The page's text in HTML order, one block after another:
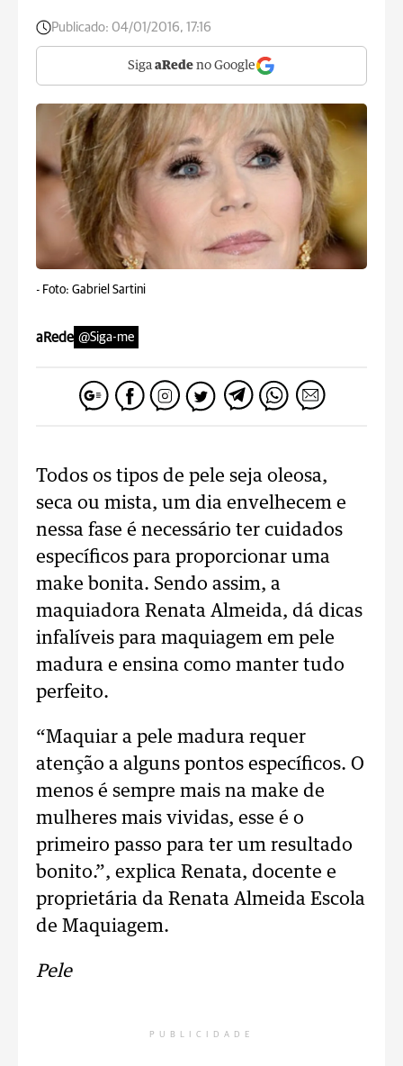
Publicado: 04/01/2016, 17:16
Siga aRede no Google
- Foto: Gabriel Sartini
aRede @Siga-me
Todos os tipos de pele seja oleosa,
seca ou mista, um dia envelhecem e
nessa fase é necessário ter cuidados
específicos para proporcionar uma
make bonita. Sendo assim, a
maquiadora Renata Almeida, dá dicas
infalíveis para maquiagem em pele
madura e ensina como manter tudo
perfeito.
“Maquiar a pele madura requer
atenção a alguns pontos específicos. O
menos é sempre mais na make de
mulheres mais vividas, esse é o
primeiro passo para ter um resultado
bonito.”, explica Renata, docente e
proprietária da Renata Almeida Escola
de Maquiagem.
Pele
PUBLICIDADE